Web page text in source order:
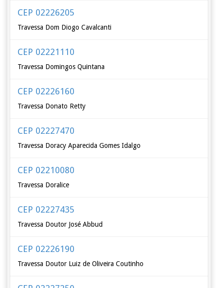
CEP 02226205
Travessa Dom Diogo Cavalcanti
CEP 02221110
Travessa Domingos Quintana
CEP 02226160
Travessa Donato Retty
CEP 02227470
Travessa Doracy Aparecida Gomes Idalgo
CEP 02210080
Travessa Doralice
CEP 02227435
Travessa Doutor José Abbud
CEP 02226190
Travessa Doutor Luiz de Oliveira Coutinho